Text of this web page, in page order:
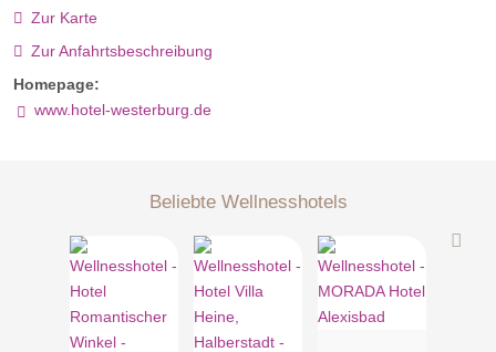
Zur Karte
Zur Anfahrtsbeschreibung
Homepage:
www.hotel-westerburg.de
Beliebte Wellnesshotels